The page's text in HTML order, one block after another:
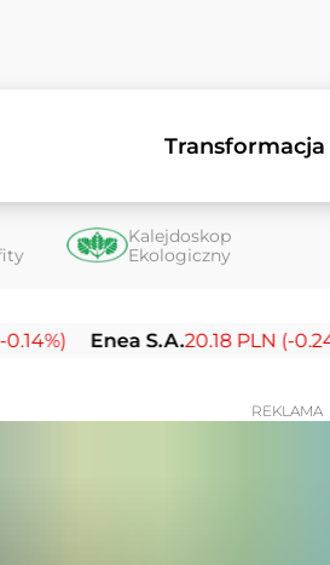
Kalejdoskop
Ekologiczny
Enea S.A.20.18 PLN (-0.24%)
REKLAMA